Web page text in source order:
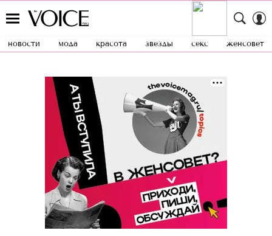
новости мода красота звезды секс женсовет